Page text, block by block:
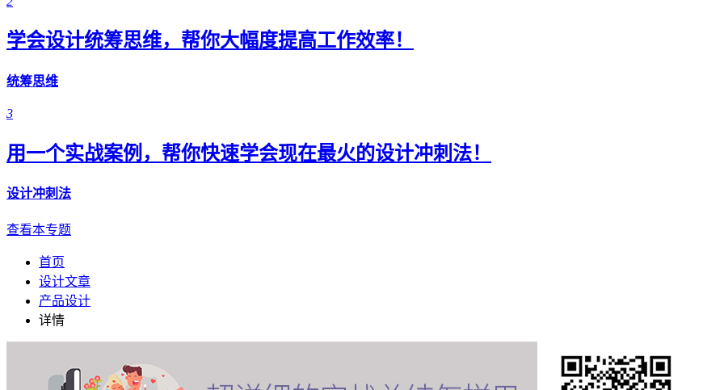
学会设计统筹思维，帮你大幅度提高工作效率！
统筹思维
3
用一个实战案例，帮你快速学会现在最火的设计冲刺法！
设计冲刺法
查看本专题
首页
设计文章
产品设计
详情